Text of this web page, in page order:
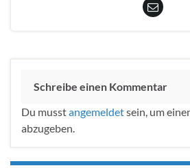
Schreibe einen Kommentar
Du musstangemeldetsein, um
abzugeben.